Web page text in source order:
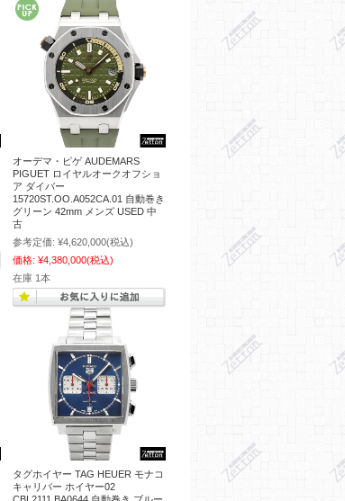
オーデマ・ピゲ AUDEMARS
PIGUET ロイヤルオークオフショ
ア ダイバー
15720ST.OO.A052CA.01 自動巻き
グリーン 42mm メンズ USED 中
古
参考定価: ¥4,620,000(税込)
価格: ¥4,380,000(税込)
在庫 1本
タグホイヤー TAG HEUER モナコ
キャリバー ホイヤー02